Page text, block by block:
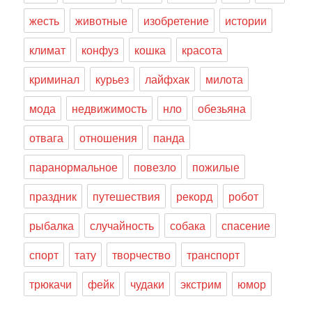
жесть животные изобретение
истории
климат
конфуз кошка
красота
криминал
курьез лайфхак
милота
мода
недвижимость нло
обезьяна
отвага
отношения
панда
паранормальное
повезло
пожилые
праздник
путешествия рекорд
робот
рыбалка
случайность собака
спасение
спорт
тату творчество
транспорт
трюкачи
фейк чудаки экстрим юмор